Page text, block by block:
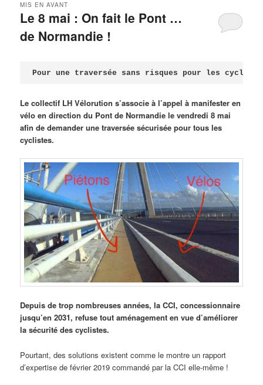
Le 8 mai : On fait le Pont …
de Normandie !
MIS EN AVANT
Pour une traversée sans risques pour les
Le collectif LH Vélorution s’associe à l’appel à manifester en
vélo en direction du Pont de Normandie le vendredi 8 mai
afin de demander une traversée sécurisée pour tous les
cyclistes.
Depuis de trop nombreuses années, la CCI, concessionnaire
jusqu’en 2031, refuse tout aménagement en vue d’améliorer
la sécurité des cyclistes.
Pourtant, des solutions existent comme le montre un rapport
d’expertise de février 2019 commandé par la CCI elle-même !